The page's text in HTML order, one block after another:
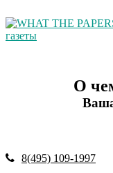
газеты
О
8(495) 109-1997